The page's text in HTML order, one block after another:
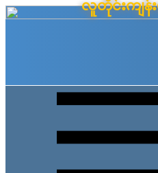
Skip
လူတိုင်းကျန်